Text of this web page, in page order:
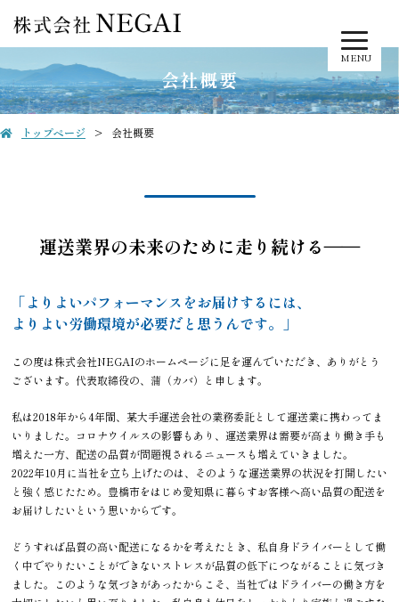
MENU
会社概要
トップページ 会社概要
運送業界の未来のために走り続ける――
「よりよいパフォーマンスをお届けするには、
よりよい労働環境が必要だと思うんです。」
この度は株式会社NEGAIのホームページに足を運んでいただき、ありがとう
ございます。代表取締役の、蒲（カバ）と申します。
私は2018年から4年間、某大手運送会社の業務委託として運送業に携わってま
いりました。コロナウイルスの影響もあり、運送業界は需要が高まり働き手も
増えた一方、配送の品質が問題視されるニュースも増えていきました。
2022年10月に当社を立ち上げたのは、そのような運送業界の状況を打開したい
と強く感じたため。豊橋市をはじめ愛知県に暮らすお客様へ高い品質の配送を
お届けしたいという思いからです。
どうすれば品質の高い配送になるかを考えたとき、私自身ドライバーとして働
く中でやりたいことができないストレスが品質の低下につながることに気づき
ました。このような気づきがあったからこそ、当社ではドライバーの働き方を